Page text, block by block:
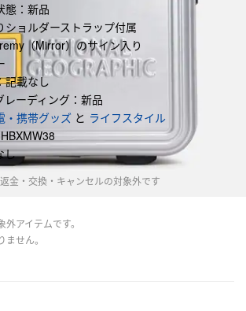
態：新品
ショルダーストラップ付属
（Mirror）のサイン入り
記載なし
レーディング：新品
・携帯グッズ と ライフスタイル
し
金・交換・キャンセルの対象外です
アイテムです。
せん。